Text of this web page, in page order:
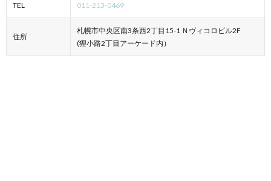
TEL 011-213-0469
住所
札幌市中央区南3条西2丁目15-1 Ｎヴィコロビル2F
(狸小路2丁目アーケード内）